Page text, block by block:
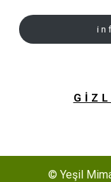
© Yeşil